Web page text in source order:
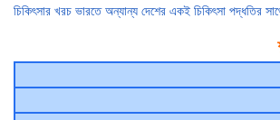
চিকিৎসার খরচ ভারতে অন্যান্য দেশের একই চিকিৎসা পদ্ধতির